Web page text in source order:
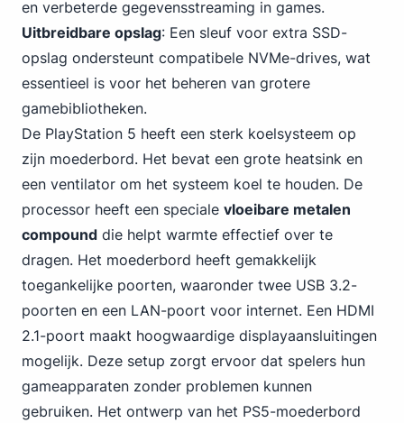
en verbeterde gegevensstreaming in games.
Uitbreidbare opslag: Een sleuf voor extra SSD-
opslag ondersteunt compatibele NVMe-drives, wat
essentieel is voor het beheren van grotere
gamebibliotheken.
De PlayStation 5 heeft een sterk koelsysteem op
zijn moederbord. Het bevat een grote heatsink en
een ventilator om het systeem koel te houden. De
processor heeft een speciale vloeibare metalen
compound die helpt warmte effectief over te
dragen. Het moederbord heeft gemakkelijk
toegankelijke poorten, waaronder twee USB 3.2-
poorten en een LAN-poort voor internet. Een HDMI
2.1-poort maakt hoogwaardige displayaansluitingen
mogelijk. Deze setup zorgt ervoor dat spelers hun
gameapparaten zonder problemen kunnen
gebruiken. Het ontwerp van het PS5-moederbord